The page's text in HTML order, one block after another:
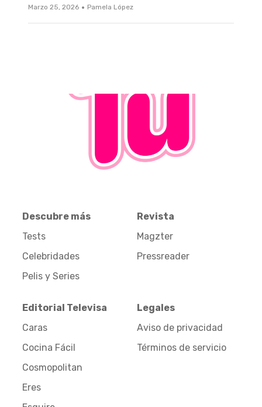
Marzo 25, 2026 · Pamela López
Descubre más
Tests
Celebridades
Pelis y Series
Revista
Magzter
Pressreader
Editorial Televisa
Caras
Cocina Fácil
Cosmopolitan
Eres
Legales
Aviso de privacidad
Términos de servicio